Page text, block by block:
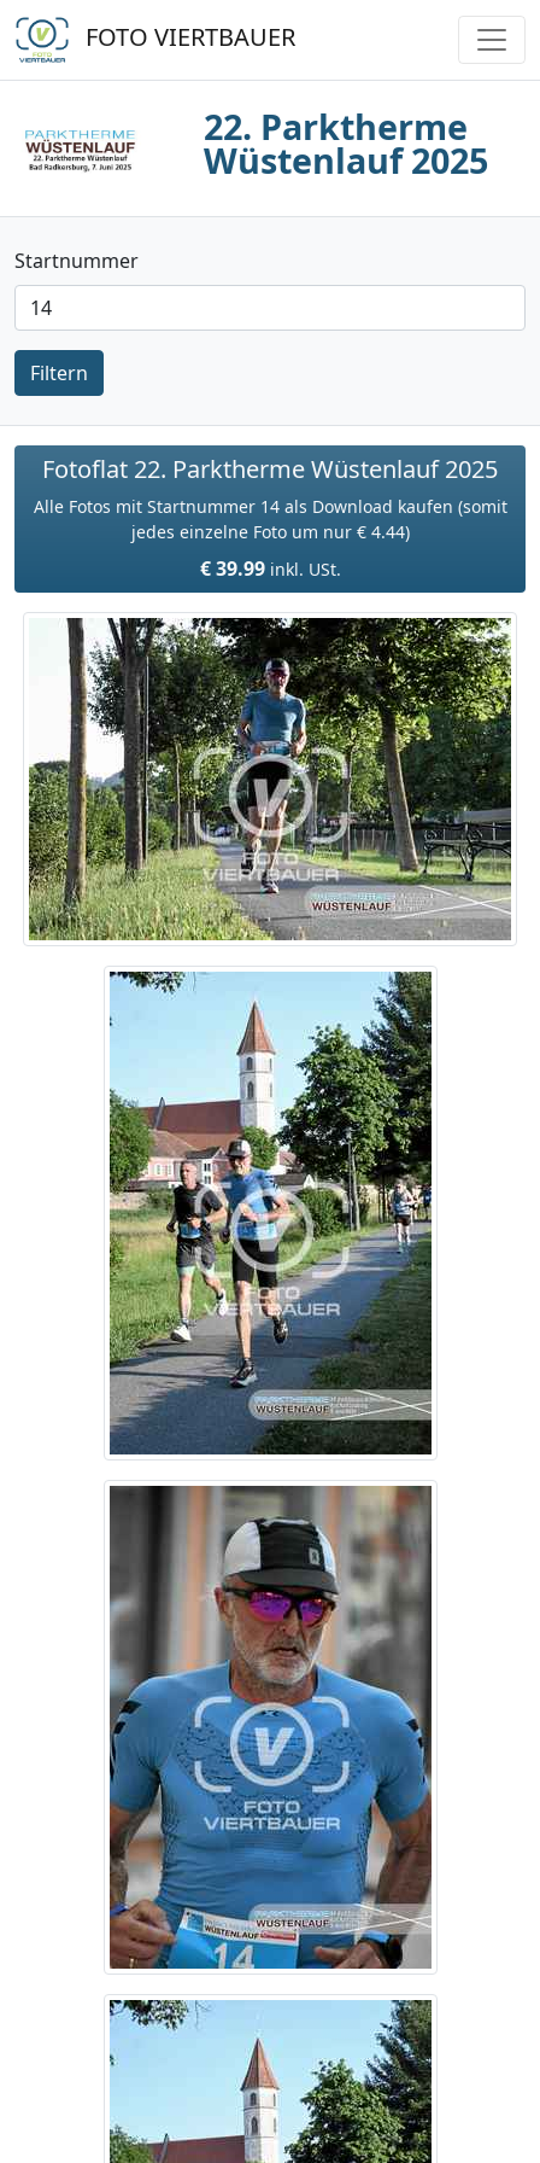
FOTO VIERTBAUER
22. Parktherme
Wüstenlauf 2025
Startnummer
Filtern
Fotoflat 22. Parktherme Wüstenlauf 2025
Alle Fotos mit Startnummer 14 als Download kaufen (somit
jedes einzelne Foto um nur € 4.44)
€ 39.99 inkl. USt.